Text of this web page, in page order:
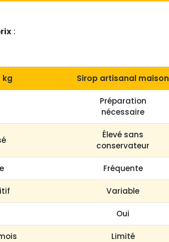
:
kg Sirop artisanal maison
Préparation
nécessaire
Élevé sans
conservateur
Fréquente
Variable
Oui
Limité